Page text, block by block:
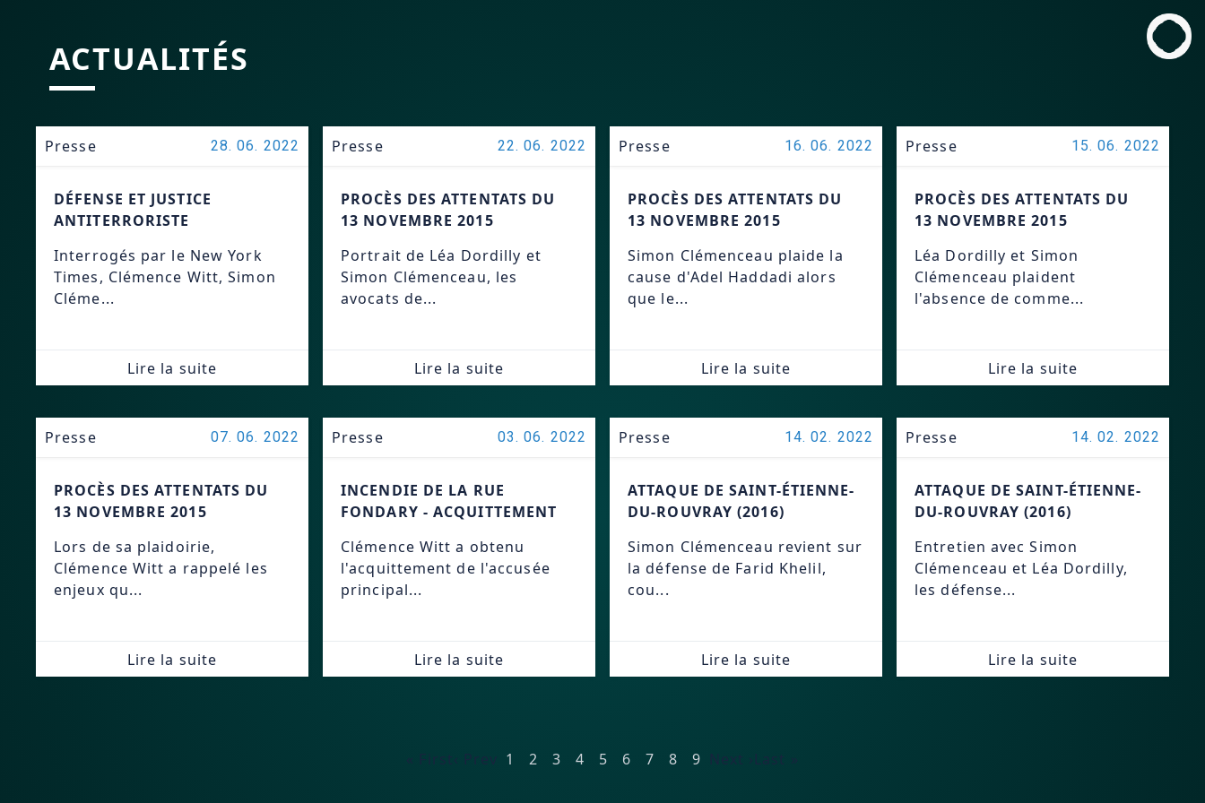
ACTUALITÉS
Presse 28. 06. 2022
DÉFENSE ET JUSTICE
ANTITERRORISTE
Interrogés par le New York
Times, Clémence Witt, Simon
Cléme...
Lire la suite
Presse 22. 06. 2022
PROCÈS DES ATTENTATS DU
13 NOVEMBRE 2015
Portrait de Léa Dordilly et
Simon Clémenceau, les
avocats de...
Lire la suite
Presse 16. 06. 2022
PROCÈS DES ATTENTATS DU
13 NOVEMBRE 2015
Simon Clémenceau plaide la
cause d'Adel Haddadi alors
que le...
Lire la suite
Presse 15. 06. 2022
PROCÈS DES ATTENTATS DU
13 NOVEMBRE 2015
Léa Dordilly et Simon
Clémenceau plaident
l'absence de comme...
Lire la suite
Presse 07. 06. 2022
PROCÈS DES ATTENTATS DU
13 NOVEMBRE 2015
Lors de sa plaidoirie,
Clémence Witt a rappelé les
enjeux qu...
Lire la suite
Presse 03. 06. 2022
INCENDIE DE LA RUE
FONDARY - ACQUITTEMENT
Clémence Witt a obtenu
l'acquittement de l'accusée
principal...
Lire la suite
Presse 14. 02. 2022
ATTAQUE DE SAINT-ÉTIENNE-
DU-ROUVRAY (2016)
Simon Clémenceau revient sur
la défense de Farid Khelil,
cou...
Lire la suite
Presse 14. 02. 2022
ATTAQUE DE SAINT-ÉTIENNE-
DU-ROUVRAY (2016)
Entretien avec Simon
Clémenceau et Léa Dordilly,
les défense...
Lire la suite
« First ‹ Prev 1 2 3 4 5 6 7 8 9 Next › Last »